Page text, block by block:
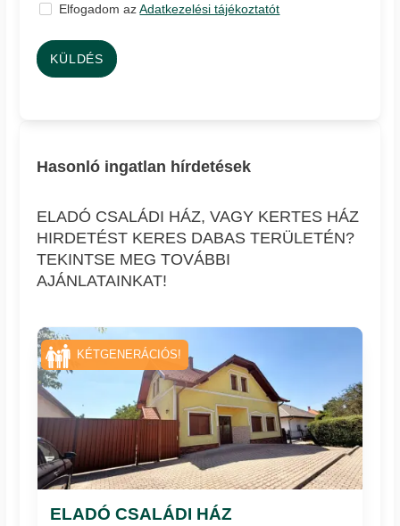
Elfogadom azAdatkezelési tájékoztatót
KÜLDÉS
Hasonló ingatlan hírdetések
ELADÓ CSALÁDI HÁZ, VAGY KERTES HÁZ
HIRDETÉST KERES DABAS TERÜLETÉN?
TEKINTSE MEG TOVÁBBI
AJÁNLATAINKAT!
ELADÓ CSALÁDI HÁZ
KÉTGENERÁCIÓS!